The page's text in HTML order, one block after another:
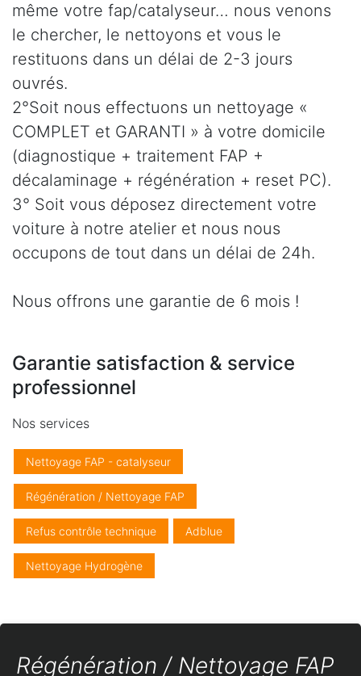
même votre fap/catalyseur… nous venons
le chercher, le nettoyons et vous le
restituons dans un délai de 2-3 jours
ouvrés.
2°Soit nous effectuons un nettoyage «
COMPLET et GARANTI » à votre domicile
(diagnostique + traitement FAP +
décalaminage + régénération + reset PC).
3° Soit vous déposez directement votre
voiture à notre atelier et nous nous
occupons de tout dans un délai de 24h.
Nous offrons une garantie de 6 mois !
Garantie satisfaction & service
professionnel
Nos services
Nettoyage FAP - catalyseur
Régénération / Nettoyage FAP
Refus contrôle technique Adblue
Nettoyage Hydrogène
Régénération / Nettoyage FAP